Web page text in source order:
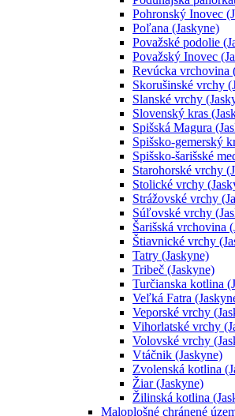
Pohronský Inovec
Poľana (Jaskyne)
Považské podolie
Považský Inovec
Revúcka vrchovina
Skorušinské vrchy
Slanské vrchy
Slovenský kras
Spišská Magura
Spišsko-gemerský
Spišsko-šarišské
Starohorské vrchy
Stolické vrchy
Strážovské vrchy
Súľovské vrchy
Šarišská vrchovina
Štiavnické vrchy
Tatry (Jaskyne)
Tribeč (Jaskyne)
Turčianska kotlina
Veľká Fatra
Veporské vrchy
Vihorlatské vrchy
Volovské vrchy
Vtáčnik (Jaskyne)
Zvolenská kotlina
Žiar (Jaskyne)
Žilinská kotlina
Maloplošné chránené